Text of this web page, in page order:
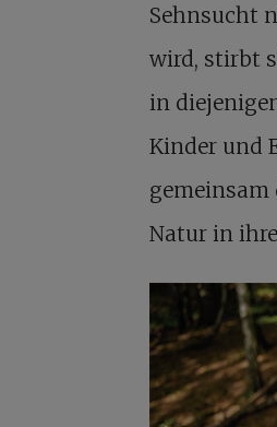
Sehnsucht
wird, stirbt
in
Kinder und
gemeinsam
Natur in